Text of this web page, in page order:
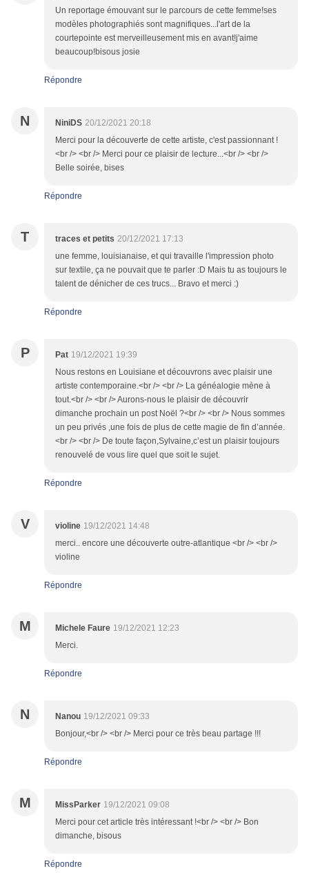
Un reportage émouvant sur le parcours de cette femme!ses
modèles photographiés sont magnifiques...l'art de la
courtepointe est merveilleusement mis en avant!j'aime
beaucoup!bisous josie
Répondre
N NiniDS 20/12/2021 20:18
Merci pour la découverte de cette artiste, c'est passionnant !
<br /> <br /> Merci pour ce plaisir de lecture...<br /> <br />
Belle soirée, bises
Répondre
T traces et petits 20/12/2021 17:13
une femme, louisianaise, et qui travaille l'impression photo
sur textile, ça ne pouvait que te parler :D Mais tu as toujours le
talent de dénicher de ces trucs... Bravo et merci :)
Répondre
P Pat 19/12/2021 19:39
Nous restons en Louisiane et découvrons avec plaisir une
artiste contemporaine.<br /> <br /> La généalogie mène à
tout.<br /> <br /> Aurons-nous le plaisir de découvrir
dimanche prochain un post Noël ?<br /> <br /> Nous sommes
un peu privés ,une fois de plus de cette magie de fin d’année.
<br /> <br /> De toute façon,Sylvaine,c’est un plaisir toujours
renouvelé de vous lire quel que soit le sujet.
Répondre
V violine 19/12/2021 14:48
merci.. encore une découverte outre-atlantique <br /> <br />
violine
Répondre
M Michele Faure 19/12/2021 12:23
Merci.
Répondre
N Nanou 19/12/2021 09:33
Bonjour,<br /> <br /> Merci pour ce très beau partage !!!
Répondre
M MissParker 19/12/2021 09:08
Merci pour cet article très intéressant !<br /> <br /> Bon
dimanche, bisous
Répondre